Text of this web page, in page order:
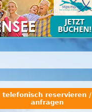
telefonisch reservieren /
anfragen